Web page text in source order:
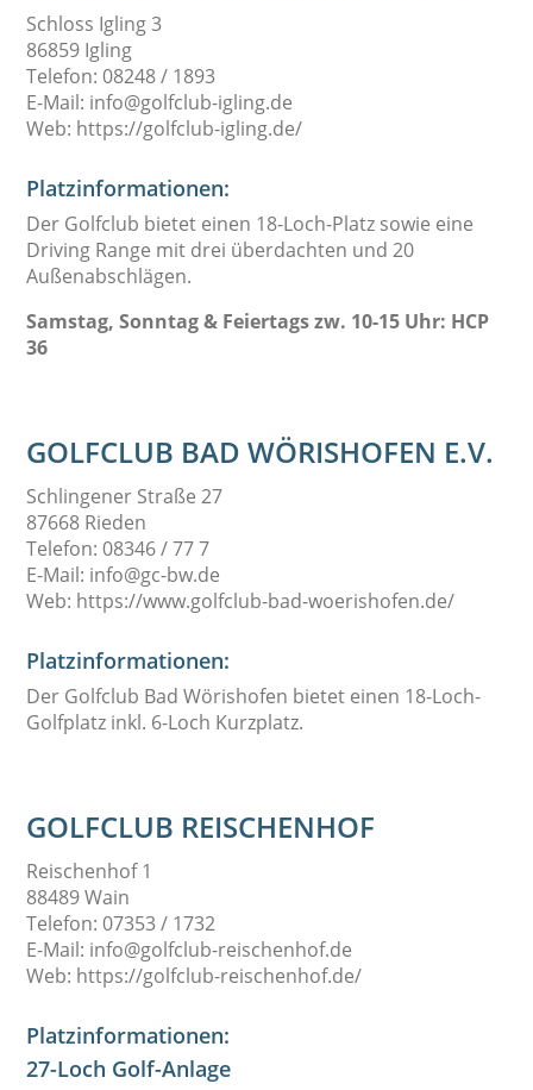
Schloss Igling 3
86859 Igling
Telefon: 08248 / 1893
E-Mail: info@golfclub-igling.de
Web: https://golfclub-igling.de/
Platzinformationen:
Der Golfclub bietet einen 18-Loch-Platz sowie eine
Driving Range mit drei überdachten und 20
Außenabschlägen.
Samstag, Sonntag & Feiertags zw. 10-15 Uhr: HCP
36
GOLFCLUB BAD WÖRISHOFEN E.V.
Schlingener Straße 27
87668 Rieden
Telefon: 08346 / 77 7
E-Mail: info@gc-bw.de
Web: https://www.golfclub-bad-woerishofen.de/
Platzinformationen:
Der Golfclub Bad Wörishofen bietet einen 18-Loch-
Golfplatz inkl. 6-Loch Kurzplatz.
GOLFCLUB REISCHENHOF
Reischenhof 1
88489 Wain
Telefon: 07353 / 1732
E-Mail: info@golfclub-reischenhof.de
Web: https://golfclub-reischenhof.de/
Platzinformationen:
27-Loch Golf-Anlage